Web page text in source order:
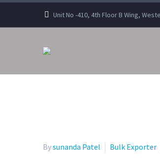
Unit No -410, 4th Floor B Wing,
Bysunanda Patel Bulk Exporter